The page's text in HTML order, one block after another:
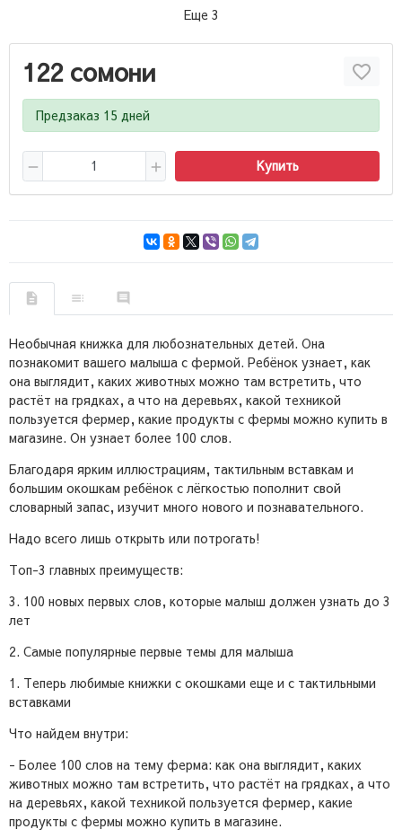
Еще 3
122 сомони
Предзаказ 15 дней
Купить
Необычная книжка для любознательных детей. Она
познакомит вашего малыша с фермой. Ребёнок узнает, как
она выглядит, каких животных можно там встретить, что
растёт на грядках, а что на деревьях, какой техникой
пользуется фермер, какие продукты с фермы можно купить в
магазине. Он узнает более 100 слов.
Благодаря ярким иллюстрациям, тактильным вставкам и
большим окошкам ребёнок с лёгкостью пополнит свой
словарный запас, изучит много нового и познавательного.
Надо всего лишь открыть или потрогать!
Топ-3 главных преимуществ:
3. 100 новых первых слов, которые малыш должен узнать до 3
лет
2. Самые популярные первые темы для малыша
1. Теперь любимые книжки с окошками еще и с тактильными
вставками
Что найдем внутри:
- Более 100 слов на тему ферма: как она выглядит, каких
животных можно там встретить, что растёт на грядках, а что
на деревьях, какой техникой пользуется фермер, какие
продукты с фермы можно купить в магазине.